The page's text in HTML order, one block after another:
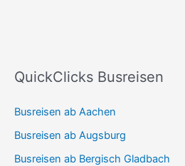
QuickClicks Busreisen
Busreisen ab Aachen
Busreisen ab Augsburg
Busreisen ab Bergisch Gladbach